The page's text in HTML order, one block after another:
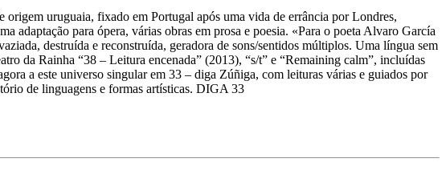
uruguaia, fixado em Portugal após uma vida de errância por Londres,
adaptação para ópera, várias obras em prosa e poesia. «Para o poeta Alvaro García
destruída e reconstruída, geradora de sons/sentidos múltiplos. Uma língua sem
da Rainha “38 – Leitura encenada” (2013), “s/t” e “Remaining calm”, incluídas
a este universo singular em 33 – diga Zúñiga, com leituras várias e guiados por
de linguagens e formas artísticas. DIGA 33